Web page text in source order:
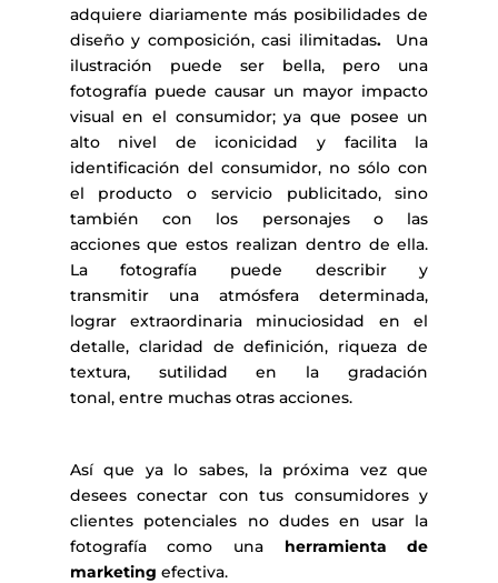
adquiere diariamente más posibilidades de
diseño y composición, casi ilimitadas. Una
ilustración puede ser bella, pero una
fotografía puede causar un mayor impacto
visual en el consumidor; ya que posee un
alto nivel de iconicidad y facilita la
identificación del consumidor, no sólo con
el producto o servicio publicitado, sino
también con los personajes o las
acciones que estos realizan dentro de ella.
La fotografía puede describir y
transmitir una atmósfera determinada,
lograr extraordinaria minuciosidad en el
detalle, claridad de definición, riqueza de
textura, sutilidad en la gradación
tonal, entre muchas otras acciones.
Así que ya lo sabes, la próxima vez que
desees conectar con tus consumidores y
clientes potenciales no dudes en usar la
fotografía como una herramienta de
marketing efectiva.